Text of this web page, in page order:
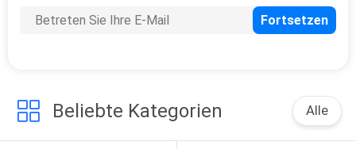
Beliebte Kategorien Alle